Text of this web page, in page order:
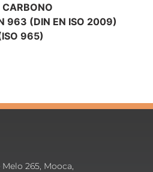
CARBONO
963 (DIN EN ISO 2009)
965)
265, Mooca,